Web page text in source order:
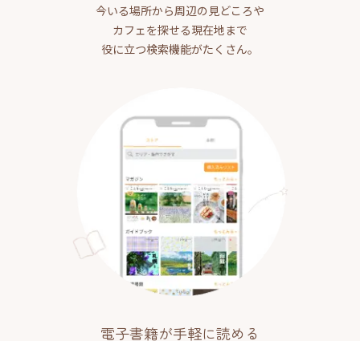
今いる場所から周辺の見どころや
カフェを探せる現在地まで
役に立つ検索機能がたくさん。
電子書籍が手軽に読める